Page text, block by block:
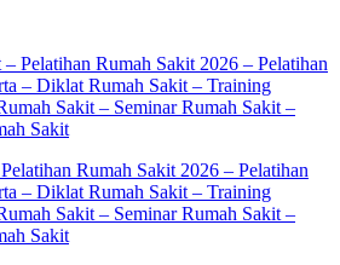
Rumah Sakit 2026 – Pelatihan
– Diklat Rumah Sakit – Training
Sakit – Seminar Rumah Sakit –
Sakit